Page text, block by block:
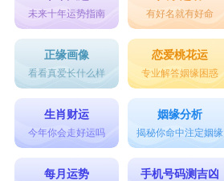
未来十年运势指南 有好名就有好命
正缘画像
看看真爱长什么样
恋爱桃花运
专业解答姻缘困惑
生肖财运
今年你会走好运吗
姻缘分析
揭秘你命中注定姻缘
每月运势 手机号码测吉凶